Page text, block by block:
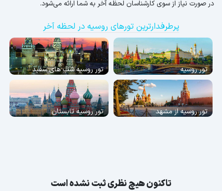
در صورت نیاز از سوی کارشناسان لحظه آخر به شما ارائه می‌شود.
پرطرفدارترین تورهای روسیه در لحظه آخر
تور روسیه تور روسیه شب های سفید
تور روسیه از مشهد تور روسیه تابستان
تاکنون هیچ نظری ثبت نشده است